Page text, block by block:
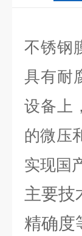
不锈钢
具有耐
设备上
的微压
实现国
主要技
精确度